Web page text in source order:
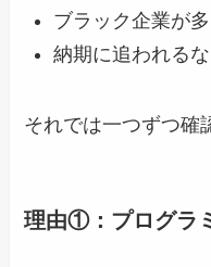
ブラック企業が
納期に追われる
それでは一つずつ確
理由①：プログラ